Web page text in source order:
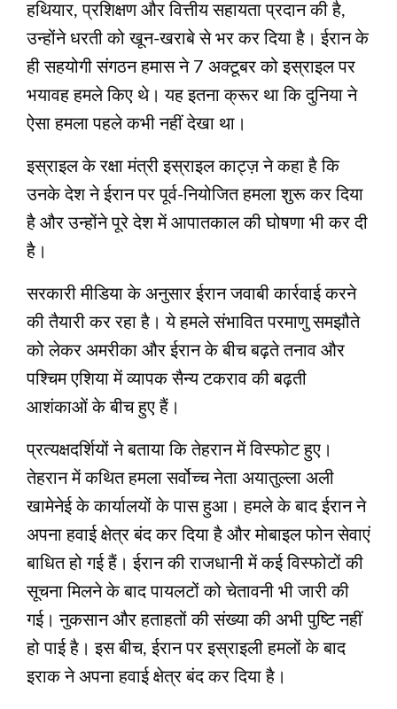
हथियार, प्रशिक्षण और वित्तीय सहायता प्रदान की है,
उन्होंने धरती को खून-खराबे से भर कर दिया है। ईरान के
ही सहयोगी संगठन हमास ने 7 अक्टूबर को इस्राइल पर
भयावह हमले किए थे। यह इतना क्रूर था कि दुनिया ने
ऐसा हमला पहले कभी नहीं देखा था।
इस्राइल के रक्षा मंत्री इस्राइल काट्ज़ ने कहा है कि
उनके देश ने ईरान पर पूर्व-नियोजित हमला शुरू कर दिया
है और उन्होंने पूरे देश में आपातकाल की घोषणा भी कर दी
है।
सरकारी मीडिया के अनुसार ईरान जवाबी कार्रवाई करने
की तैयारी कर रहा है। ये हमले संभावित परमाणु समझौते
को लेकर अमरीका और ईरान के बीच बढ़ते तनाव और
पश्चिम एशिया में व्यापक सैन्य टकराव की बढ़ती
आशंकाओं के बीच हुए हैं।
प्रत्यक्षदर्शियों ने बताया कि तेहरान में विस्फोट हुए।
तेहरान में कथित हमला सर्वोच्च नेता अयातुल्ला अली
खामेनेई के कार्यालयों के पास हुआ। हमले के बाद ईरान ने
अपना हवाई क्षेत्र बंद कर दिया है और मोबाइल फोन सेवाएं
बाधित हो गई हैं। ईरान की राजधानी में कई विस्फोटों की
सूचना मिलने के बाद पायलटों को चेतावनी भी जारी की
गई। नुकसान और हताहतों की संख्या की अभी पुष्टि नहीं
हो पाई है। इस बीच, ईरान पर इस्राइली हमलों के बाद
इराक ने अपना हवाई क्षेत्र बंद कर दिया है।